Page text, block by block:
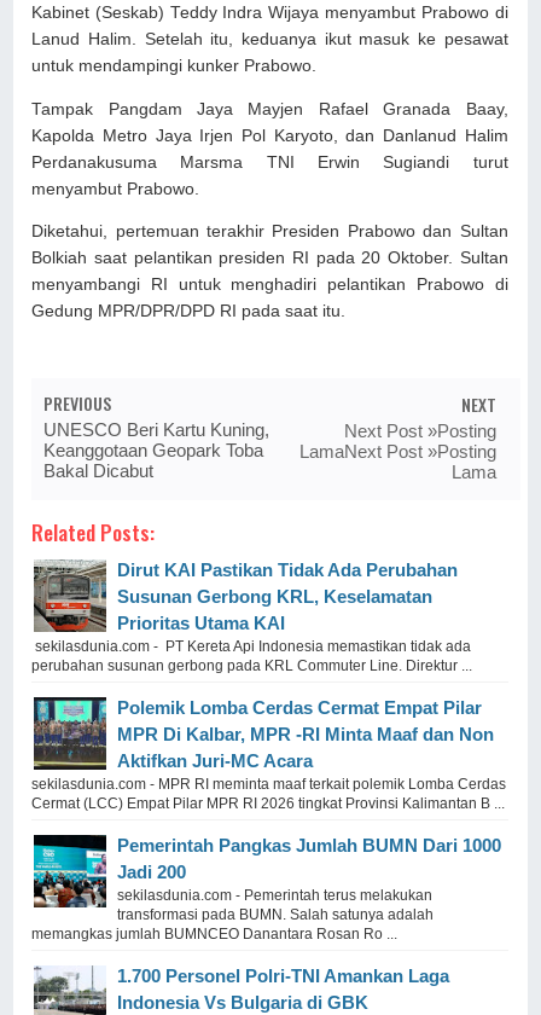
Kabinet (Seskab) Teddy Indra Wijaya menyambut Prabowo di
Lanud Halim. Setelah itu, keduanya ikut masuk ke pesawat
untuk mendampingi kunker Prabowo.
Tampak Pangdam Jaya Mayjen Rafael Granada Baay,
Kapolda Metro Jaya Irjen Pol Karyoto, dan Danlanud Halim
Perdanakusuma Marsma TNI Erwin Sugiandi turut
menyambut Prabowo.
Diketahui, pertemuan terakhir Presiden Prabowo dan Sultan
Bolkiah saat pelantikan presiden RI pada 20 Oktober. Sultan
menyambangi RI untuk menghadiri pelantikan Prabowo di
Gedung MPR/DPR/DPD RI pada saat itu.
PREVIOUS
UNESCO Beri Kartu Kuning,
Keanggotaan Geopark Toba
Bakal Dicabut
NEXT
Next Post »Posting
LamaNext Post »Posting
Lama
Related Posts:
Dirut KAI Pastikan Tidak Ada Perubahan
Susunan Gerbong KRL, Keselamatan
Prioritas Utama KAI
sekilasdunia.com - PT Kereta Api Indonesia memastikan tidak ada
perubahan susunan gerbong pada KRL Commuter Line. Direktur ...
Polemik Lomba Cerdas Cermat Empat Pilar
MPR Di Kalbar, MPR -RI Minta Maaf dan Non
Aktifkan Juri-MC Acara
sekilasdunia.com - MPR RI meminta maaf terkait polemik Lomba Cerdas
Cermat (LCC) Empat Pilar MPR RI 2026 tingkat Provinsi Kalimantan B ...
Pemerintah Pangkas Jumlah BUMN Dari 1000
Jadi 200
sekilasdunia.com - Pemerintah terus melakukan
transformasi pada BUMN. Salah satunya adalah
memangkas jumlah BUMNCEO Danantara Rosan Ro ...
1.700 Personel Polri-TNI Amankan Laga
Indonesia Vs Bulgaria di GBK